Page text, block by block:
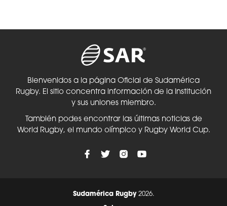
Bienvenidos a la página Oficial de Sudamérica
Rugby. El sitio concentra información de la Institución
y sus uniones miembro.
También podes encontrar las últimas noticias de
World Rugby, el mundo olímpico y Rugby World Cup.
Sudamérica Rugby2026.